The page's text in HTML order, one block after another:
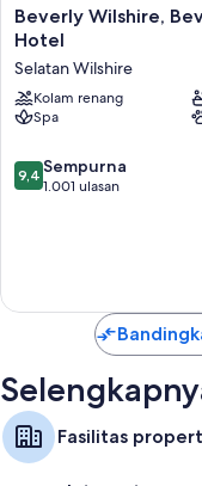
Beverly
Wilshire,
Hills,
A
Four
Hotel
Selatan
Beverly Wilshire,
Hotel
Selatan Wilshire
Kolam renang
Spa
9.4
dari
9,4 Sempurna
1.001 ulasan
Fasilitas